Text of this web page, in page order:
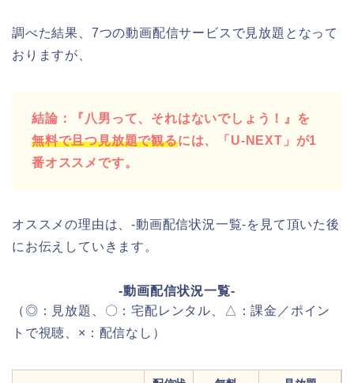
調べた結果、7つの動画配信サービスで見放題となって
おりますが、
結論：『八男って、それはないでしょう！』を
無料で且つ見放題で観るには、「U-NEXT」が1
番オススメです。
オススメの理由は、-動画配信状況一覧-を見て頂いた後
にお伝えしていきます。
-動画配信状況一覧-
（◎：見放題、〇：宅配レンタル、△：課金／ポイン
トで視聴、×：配信なし）